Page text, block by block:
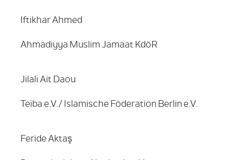
Iftikhar Ahmed
Ahmadiyya Muslim Jamaat KdöR
Jilali Ait Daou
Teiba e.V./ Islamische Föderation Berlin e.V.
Feride Aktaş